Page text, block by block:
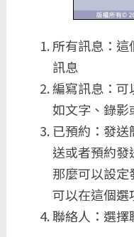
所有訊息：
訊息
編寫訊息：可
如文字、錄影
已預約：發
送或者預約發
那麼可以設
可以在這個選
聯絡人：選擇